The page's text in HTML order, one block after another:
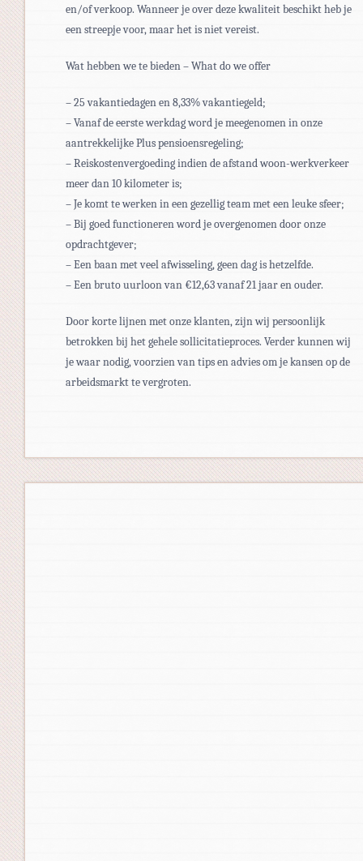
en/of verkoop. Wanneer je over deze kwaliteit beschikt heb je
een streepje voor, maar het is niet vereist.
Wat hebben we te bieden – What do we offer
– 25 vakantiedagen en 8,33% vakantiegeld;
– Vanaf de eerste werkdag word je meegenomen in onze
aantrekkelijke Plus pensioensregeling;
– Reiskostenvergoeding indien de afstand woon-werkverkeer
meer dan 10 kilometer is;
– Je komt te werken in een gezellig team met een leuke sfeer;
– Bij goed functioneren word je overgenomen door onze
opdrachtgever;
– Een baan met veel afwisseling, geen dag is hetzelfde.
– Een bruto uurloon van €12,63 vanaf 21 jaar en ouder.
Door korte lijnen met onze klanten, zijn wij persoonlijk
betrokken bij het gehele sollicitatieproces. Verder kunnen wij
je waar nodig, voorzien van tips en advies om je kansen op de
arbeidsmarkt te vergroten.